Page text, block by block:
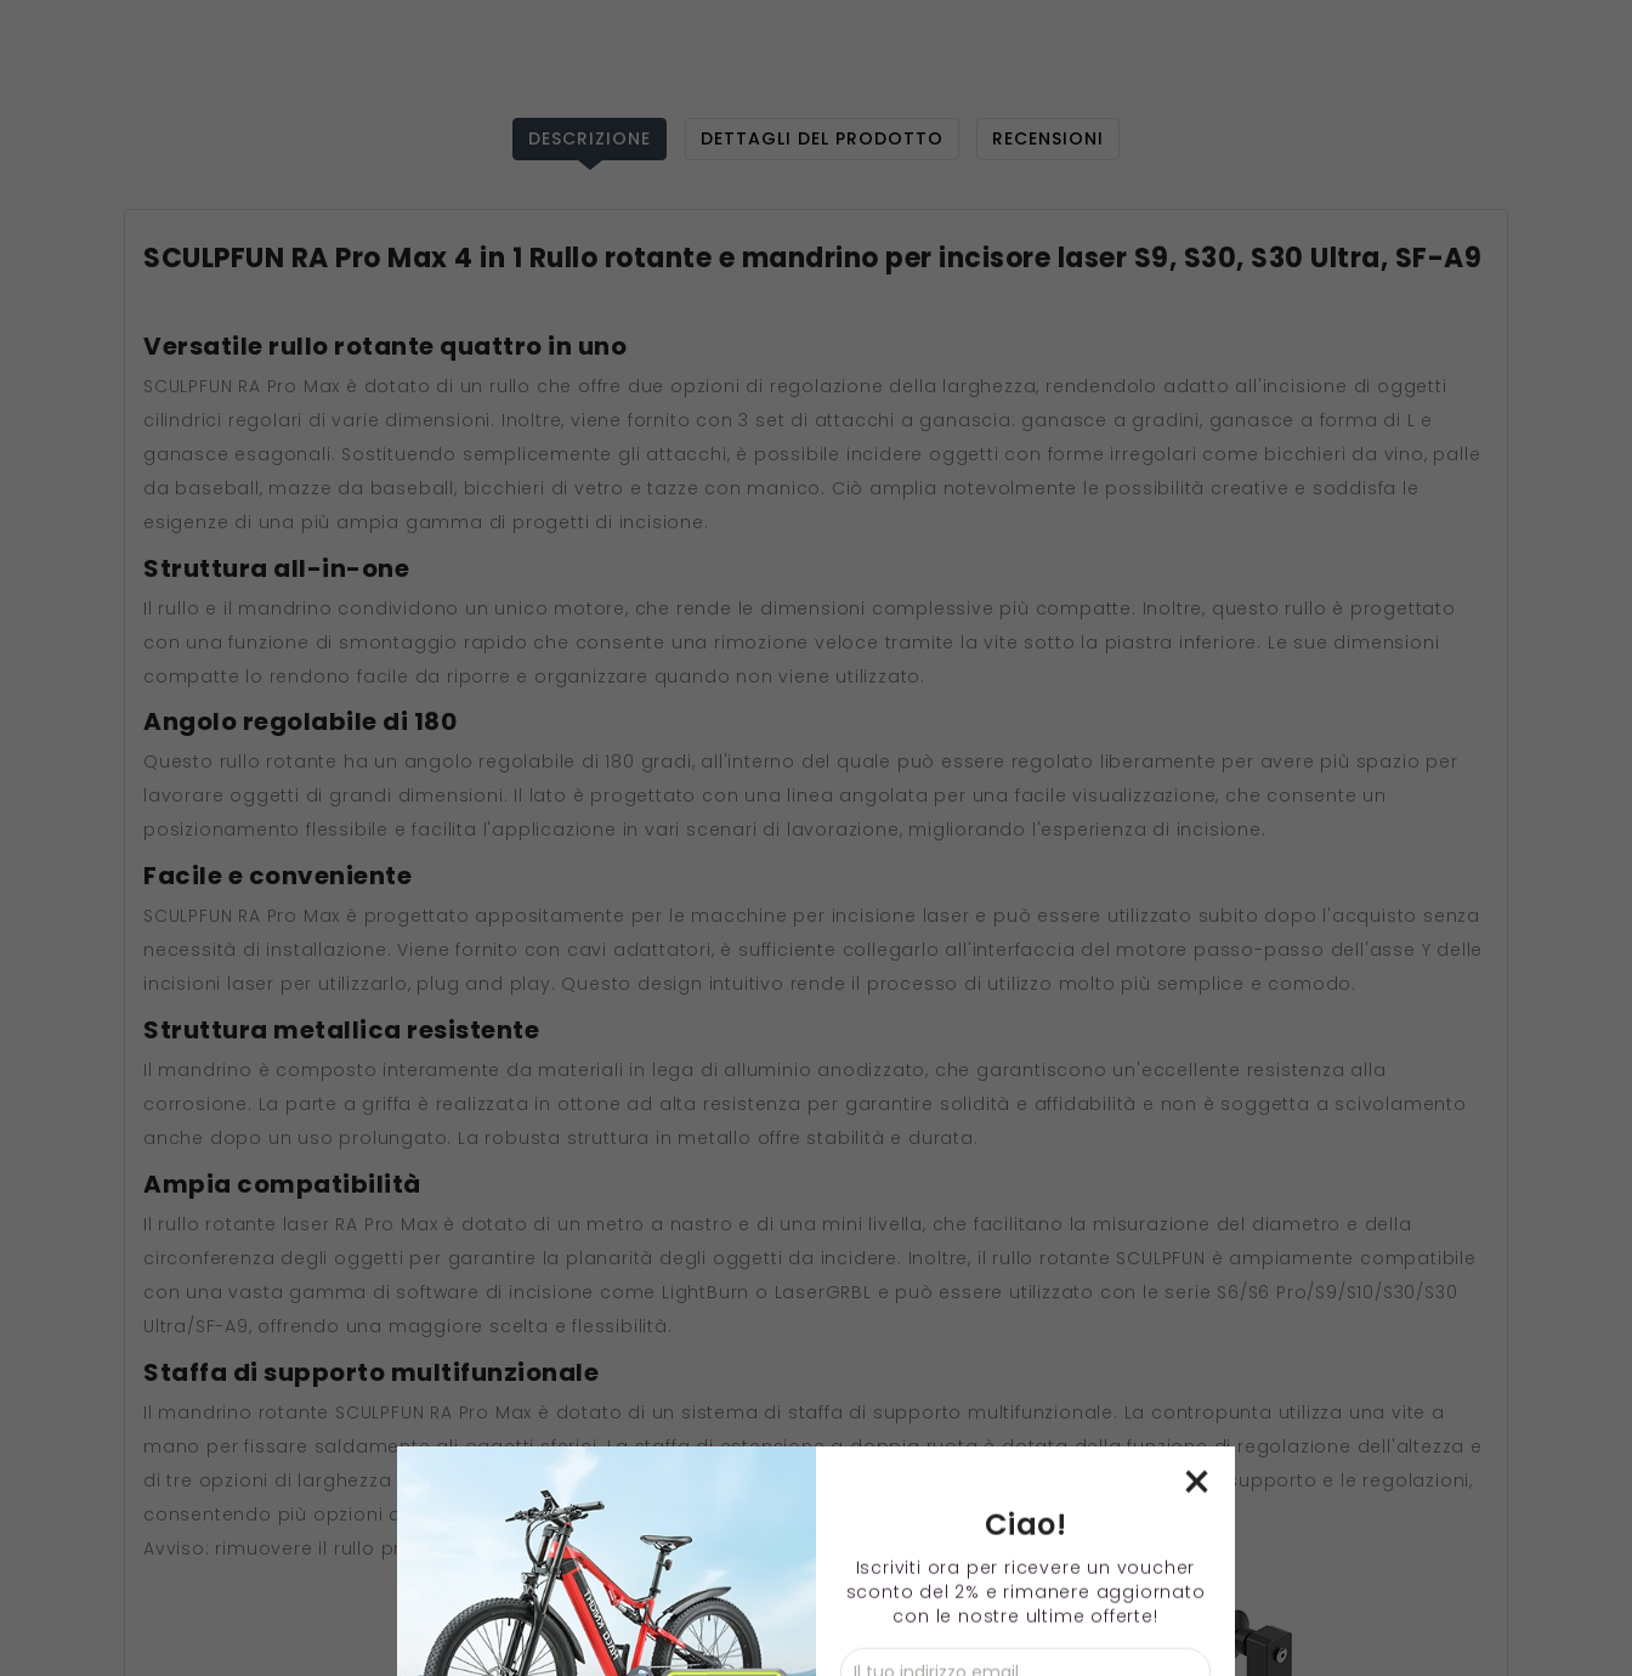
DESCRIZIONE DETTAGLI DEL PRODOTTO RECENSIONI
SCULPFUN RA Pro Max 4 in 1 Rullo rotante e mandrino per incisore laser S9, S30, S30 Ultra, SF-A9
Versatile rullo rotante quattro in uno
SCULPFUN RA Pro Max è dotato di un rullo che offre due opzioni di regolazione della larghezza, rendendolo adatto all'incisione di oggetti
cilindrici regolari di varie dimensioni. Inoltre, viene fornito con 3 set di attacchi a ganascia: ganasce a gradini, ganasce a forma di L e
ganasce esagonali. Sostituendo semplicemente gli attacchi, è possibile incidere oggetti con forme irregolari come bicchieri da vino, palle
da baseball, mazze da baseball, bicchieri di vetro e tazze con manico. Ciò amplia notevolmente le possibilità creative e soddisfa le
esigenze di una più ampia gamma di progetti di incisione.
Struttura all-in-one
Il rullo e il mandrino condividono un unico motore, che rende le dimensioni complessive più compatte. Inoltre, questo rullo è progettato
con una funzione di smontaggio rapido che consente una rimozione veloce tramite la vite sotto la piastra inferiore. Le sue dimensioni
compatte lo rendono facile da riporre e organizzare quando non viene utilizzato.
Angolo regolabile di 180
Questo rullo rotante ha un angolo regolabile di 180 gradi, all'interno del quale può essere regolato liberamente per avere più spazio per
lavorare oggetti di grandi dimensioni. Il lato è progettato con una linea angolata per una facile visualizzazione, che consente un
posizionamento flessibile e facilita l'applicazione in vari scenari di lavorazione, migliorando l'esperienza di incisione.
Facile e conveniente
SCULPFUN RA Pro Max è progettato appositamente per le macchine per incisione laser e può essere utilizzato subito dopo l'acquisto senza
necessità di installazione. Viene fornito con cavi adattatori, è sufficiente collegarlo all'interfaccia del motore passo-passo dell'asse Y delle
incisioni laser per utilizzarlo, plug and play. Questo design intuitivo rende il processo di utilizzo molto più semplice e comodo.
Struttura metallica resistente
Il mandrino è composto interamente da materiali in lega di alluminio anodizzato, che garantiscono un'eccellente resistenza alla
corrosione. La parte a griffa è realizzata in ottone ad alta resistenza per garantire solidità e affidabilità e non è soggetta a scivolamento
anche dopo un uso prolungato. La robusta struttura in metallo offre stabilità e durata.
Ampia compatibilità
Il rullo rotante laser RA Pro Max è dotato di un metro a nastro e di una mini livella, che facilitano la misurazione del diametro e della
circonferenza degli oggetti per garantire la planarità degli oggetti da incidere. Inoltre, il rullo rotante SCULPFUN è ampiamente compatibile
con una vasta gamma di software di incisione come LightBurn o LaserGRBL e può essere utilizzato con le serie S6/S6 Pro/S9/S10/S30/S30
Ultra/SF-A9, offrendo una maggiore scelta e flessibilità.
Staffa di supporto multifunzionale
Il mandrino rotante SCULPFUN RA Pro Max è dotato di un sistema di staffa di supporto multifunzionale. La contropunta utilizza una vite a
mano per fissare saldamente gli oggetti sferici. La staffa di estensione a doppia ruota è dotata della funzione di regolazione dell'altezza e
di tre opzioni di larghezza per una facile lavorazione di oggetti cilindrici extra lunghi. Questo design semplifica il supporto e le regolazioni,
consentendo più opzioni di lavorazione.
Avviso: rimuovere il rullo prima di regolare l'angolo del mandrino.
×
Ciao!
Iscriviti ora per ricevere un voucher
sconto del 2% e rimanere aggiornato
con le nostre ultime offerte!